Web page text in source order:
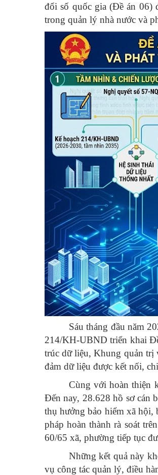
đổi số quốc gia (Đề án 06)
trong quản lý nhà nước và
Sáu tháng đầu năm
214/KH-UBND triển khai
trúc dữ liệu, Khung quản trị
đảm dữ liệu được kết nối,
Cùng với hoàn thiện
Đến nay, 28.628 hồ sơ cán
thụ hưởng bảo hiểm xã hội,
pháp hoàn thành rà soát
60/65 xã, phường tiếp tục
Những kết quả này
vụ công tác quản lý, điều